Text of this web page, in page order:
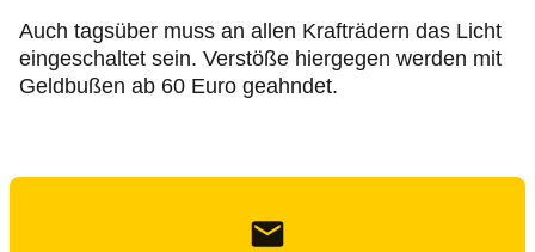
Auch tagsüber muss an allen Krafträdern das Licht
eingeschaltet sein. Verstöße hiergegen werden mit
Geldbußen ab 60 Euro geahndet.